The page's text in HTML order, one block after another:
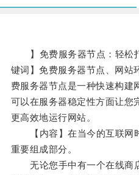
】免费服务器节点：轻松
键词】免费服务器节点、网站
费服务器节点是一种快速构建
可以在服务器稳定性方面让您
更高效地运行网站。
【内容】在当今的互联网
重要组成部分。
无论您手中有一个在线商